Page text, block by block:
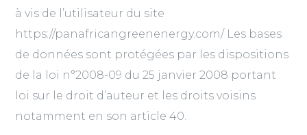
à vis de l’utilisateur du site
https://panafricangreenenergy.com/ Les bases
de données sont protégées par les dispositions
de la loi n°2008-09 du 25 janvier 2008 portant
loi sur le droit d’auteur et les droits voisins
notamment en son article 40.